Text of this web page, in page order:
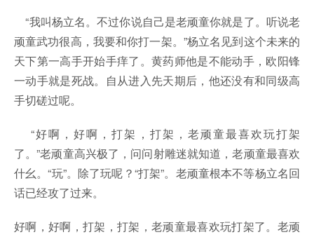
“我叫杨立名。不过你说自己是老顽童你就是了。听说老
顽童武功很高，我要和你打一架。”杨立名见到这个未来的
天下第一高手开始手痒了。黄药师他是不能动手，欧阳锋
一动手就是死战。自从进入先天期后，他还没有和同级高
手切磋过呢。
“好啊，好啊，打架，打架，老顽童最喜欢玩打架
了。”老顽童高兴极了，问问射雕迷就知道，老顽童最喜欢
什幺。“玩”。除了玩呢？“打架”。老顽童根本不等杨立名回
话已经攻了过来。
好啊，好啊，打架，打架，老顽童最喜欢玩打架了。老顽